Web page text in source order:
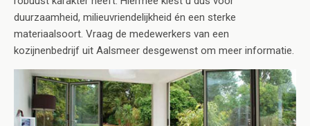
duurzaamheid, milieuvriendelijkheid én een sterke
materiaalsoort. Vraag de medewerkers van een
kozijnenbedrijf uit Aalsmeer desgewenst om meer informatie.